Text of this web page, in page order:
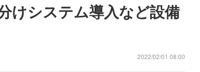
けシステム導入など設備
2022/02/01 08:00